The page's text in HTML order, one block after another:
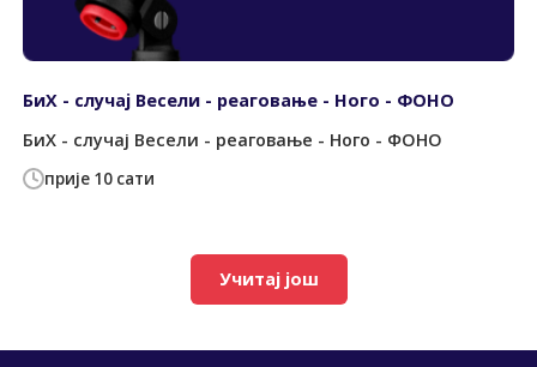
прије 10 сати
БиХ - случај Весели - реаговање - Ного - ФОНО
БиХ - случај Весели - реаговање - Ного - ФОНО
Учитај још